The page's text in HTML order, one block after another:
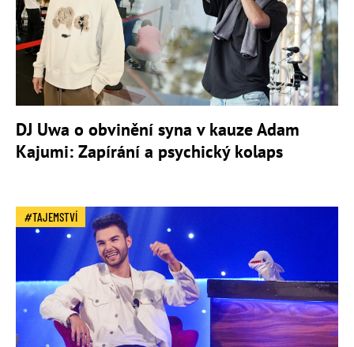
DJ Uwa o obvinění syna v kauze Adam
Kajumi: Zapírání a psychický kolaps
TAJEMSTVÍ